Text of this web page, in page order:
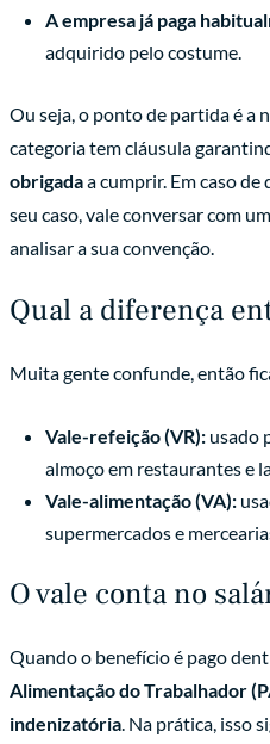
A empresa já paga
adquirido pelo costume.
Ou seja, o ponto de partida é a
categoria tem cláusula
obrigadaa cumprir. Em caso de
seu caso, vale conversar com um
analisar a sua convenção.
Qual a diferença
Muita gente confunde, então
Vale-refeição (VR):usado
almoço em restaurantes e
Vale-alimentação (VA):
supermercados e
O vale conta no
Quando o benefício é pago
Alimentação do Trabalhador
indenizatória. Na prática, isso